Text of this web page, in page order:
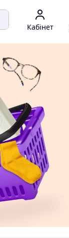
Кабінет